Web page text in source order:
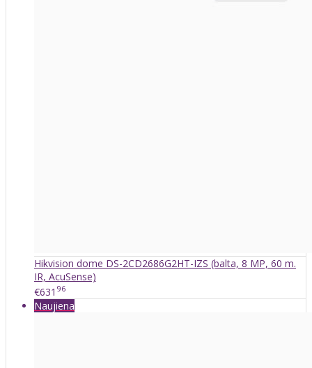
Hikvision dome DS-2CD2686G2HT-IZS (balta, 8 MP, 60 m.
IR, AcuSense)
€631 96
Naujiena